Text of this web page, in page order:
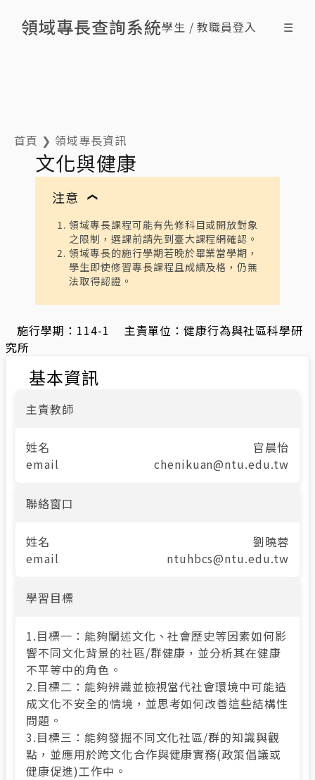
領域專長查詢系統學生 / 教職員登入 ☰
首頁 ❯ 領域專長資訊
文化與健康
注意 ❯
領域專長課程可能有先修科目或開放對象
之限制，選課前請先到臺大課程網確認。
領域專長的施行學期若晚於畢業當學期，
學生即使修習專長課程且成績及格，仍無
法取得認證。
施行學期： 114-1 主責單位：健康行為與社區科學研
究所
基本資訊
主責教師
姓名
官晨怡
email
chenikuan@ntu.edu.tw
聯絡窗口
姓名
劉曉蓉
email
ntuhbcs@ntu.edu.tw
學習目標
1.目標一：能夠闡述文化、社會歷史等因素如何影
響不同文化背景的社區/群健康，並分析其在健康
不平等中的角色。
2.目標二：能夠辨識並檢視當代社會環境中可能造
成文化不安全的情境，並思考如何改善這些結構性
問題。
3.目標三：能夠發掘不同文化社區/群的知識與觀
點，並應用於跨文化合作與健康實務(政策倡議或
健康促進)工作中。